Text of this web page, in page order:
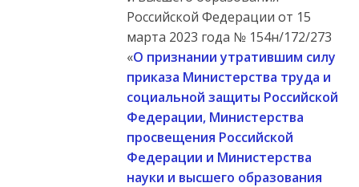
Российской Федерации от 15
марта 2023 года № 154н/172/273
«О признании утратившим силу
приказа Министерства труда и
социальной защиты Российской
Федерации, Министерства
просвещения Российской
Федерации и Министерства
науки и высшего образования